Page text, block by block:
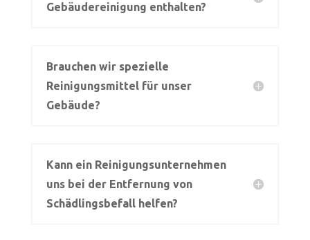
Gebäudereinigung enthalten?
Brauchen wir spezielle
Reinigungsmittel für unser
Gebäude?
Kann ein Reinigungsunternehmen
uns bei der Entfernung von
Schädlingsbefall helfen?